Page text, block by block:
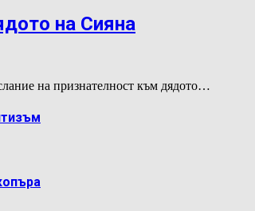
на Сияна
на признателност към дядото…